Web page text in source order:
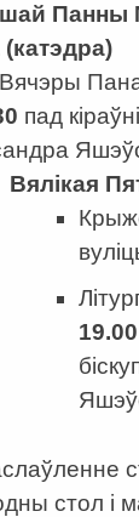
Панны
Пана
пад
Вялікая
19.00
стол і